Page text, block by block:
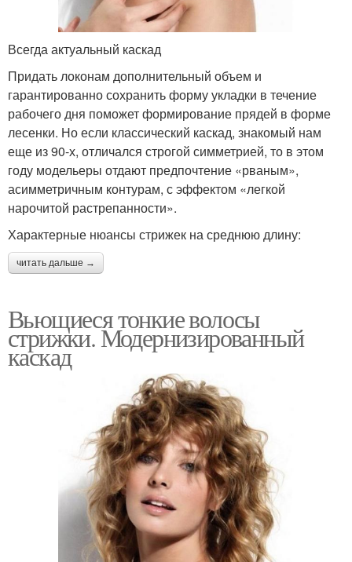
Всегда актуальный каскад
Придать локонам дополнительный объем и
гарантированно сохранить форму укладки в течение
рабочего дня поможет формирование прядей в форме
лесенки. Но если классический каскад, знакомый нам
еще из 90-х, отличался строгой симметрией, то в этом
году модельеры отдают предпочтение «рваным»,
асимметричным контурам, с эффектом «легкой
нарочитой растрепанности».
Характерные нюансы стрижек на среднюю длину:
читать дальше →
Вьющиеся тонкие волосы
стрижки. Модернизированный
каскад